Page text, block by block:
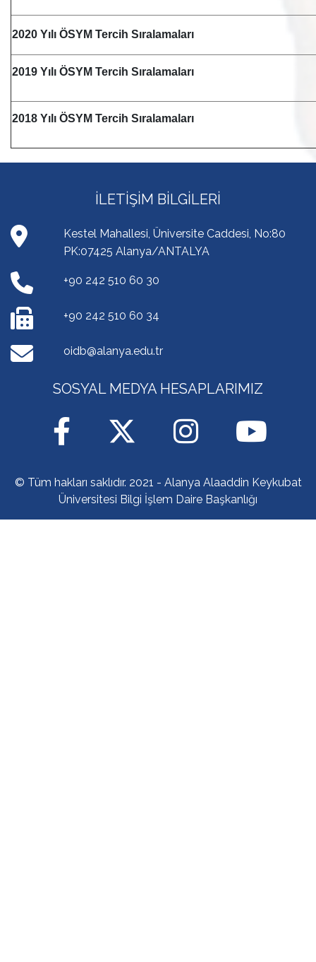
2020 Yılı ÖSYM Tercih Sıralamaları
2019 Yılı ÖSYM Tercih Sıralamaları
2018 Yılı ÖSYM Tercih Sıralamaları
İLETIŞIM BILGILERI
Kestel Mahallesi, Üniversite Caddesi, No:80
PK:07425 Alanya/ANTALYA
+90 242 510 60 30
+90 242 510 60 34
oidb@alanya.edu.tr
SOSYAL MEDYA HESAPLARIMIZ
© Tüm hakları saklıdır. 2021 - Alanya Alaaddin Keykubat
Üniversitesi Bilgi İşlem Daire Başkanlığı